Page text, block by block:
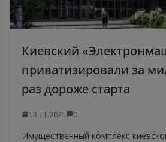
Киевский
приватизировали за
раз дороже старта
13.11.2021 0
Имущественный комплекс